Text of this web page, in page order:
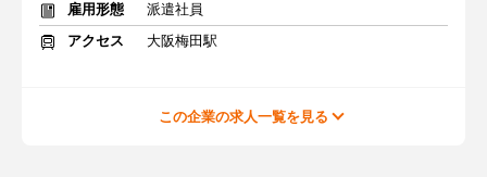
雇用形態
派遣社員
アクセス
大阪梅田駅
この企業の求人一覧を見る